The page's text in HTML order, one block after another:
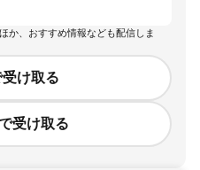
か、おすすめ情報なども配信しま
け取る
受け取る